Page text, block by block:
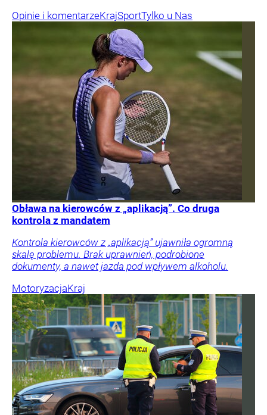
Opinie i komentarzeKrajSportTylko u Nas
Obława na kierowców z „aplikacją”. Co druga
kontrola z mandatem
Kontrola kierowców z „aplikacją” ujawniła ogromną
skalę problemu. Brak uprawnień, podrobione
dokumenty, a nawet jazda pod wpływem alkoholu.
MotoryzacjaKraj